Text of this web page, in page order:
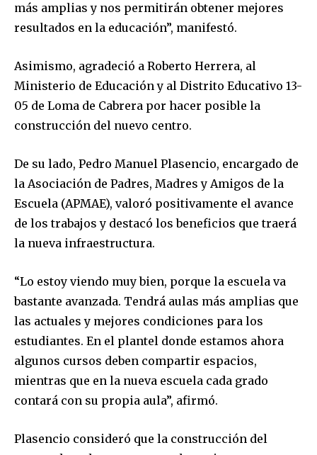
más amplias y nos permitirán obtener mejores
resultados en la educación”, manifestó.
Asimismo, agradeció a Roberto Herrera, al
Ministerio de Educación y al Distrito Educativo 13-
05 de Loma de Cabrera por hacer posible la
construcción del nuevo centro.
De su lado, Pedro Manuel Plasencio, encargado de
la Asociación de Padres, Madres y Amigos de la
Escuela (APMAE), valoró positivamente el avance
de los trabajos y destacó los beneficios que traerá
la nueva infraestructura.
“Lo estoy viendo muy bien, porque la escuela va
bastante avanzada. Tendrá aulas más amplias que
las actuales y mejores condiciones para los
estudiantes. En el plantel donde estamos ahora
algunos cursos deben compartir espacios,
mientras que en la nueva escuela cada grado
contará con su propia aula”, afirmó.
Plasencio consideró que la construcción del